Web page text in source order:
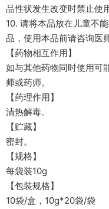
品性状发生改变时禁止使
10. 请将本品放在儿童不
品，使用本品前请咨询医
【药物相互作用】
如与其他药物同时使用可
师或药师。
【药理作用】
清热解毒。
【贮藏】
密封。
【规格】
每袋装10g
【包装规格】
10袋/盒，10g*20袋/袋